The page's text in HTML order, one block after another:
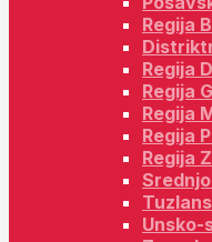
Regija
Regija
Regija
Regija
Regija
Regija
Unsko-